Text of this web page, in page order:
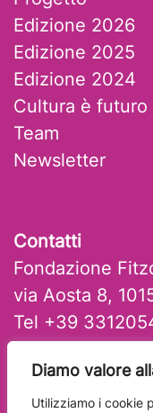
Diamo valore
Utilizziamo i cookie
Edizione 2026
Edizione 2025
Edizione 2024
Cultura è futuro
Team
Newsletter
Contatti
Fondazione
via Aosta 8,
Tel +39